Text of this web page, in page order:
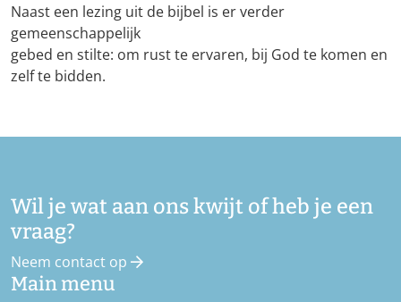
Naast een lezing uit de bijbel is er verder
gemeenschappelijk
gebed en stilte: om rust te ervaren, bij God te komen en
zelf te bidden.
Wil je wat aan ons kwijt of heb je een
vraag?
Neem contact op
Main menu